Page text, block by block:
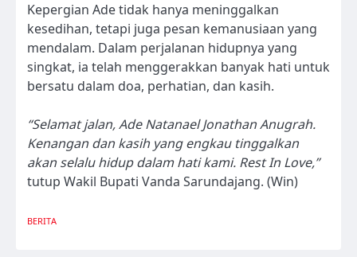
Kepergian Ade tidak hanya meninggalkan
kesedihan, tetapi juga pesan kemanusiaan yang
mendalam. Dalam perjalanan hidupnya yang
singkat, ia telah menggerakkan banyak hati untuk
bersatu dalam doa, perhatian, dan kasih.
“Selamat jalan, Ade Natanael Jonathan Anugrah.
Kenangan dan kasih yang engkau tinggalkan
akan selalu hidup dalam hati kami. Rest In Love,”
tutup Wakil Bupati Vanda Sarundajang. (Win)
BERITA